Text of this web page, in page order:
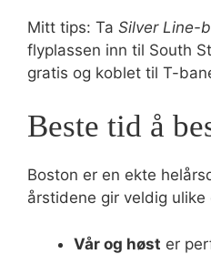
Mitt tips: Ta Silver Line-
flyplassen inn til South
gratis og koblet til T-
Beste tid å
Boston er en ekte
årstidene gir veldig ulike
Vår og høst er